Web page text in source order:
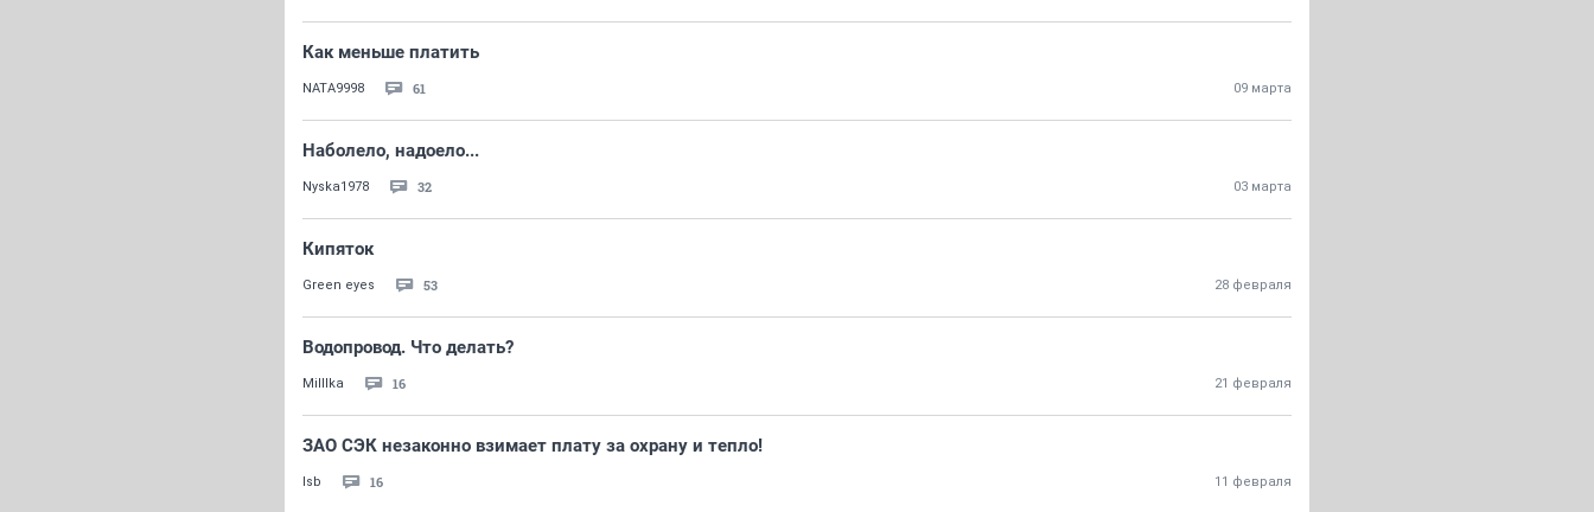
Как меньше платить
NATA9998 61 09 марта
Наболело, надоело...
Nyska1978 32 03 марта
Кипяток
Green eyes 53 28 февраля
Водопровод. Что делать?
Milllka 16 21 февраля
ЗАО СЭК незаконно взимает плату за охрану и тепло!
lsb 16 11 февраля